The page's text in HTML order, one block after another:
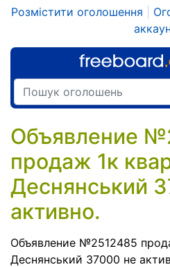
Розмістити оголошення
Объявление
продаж 1к
Деснянський
активно.
Объявление №2512485
Деснянський 37000 не